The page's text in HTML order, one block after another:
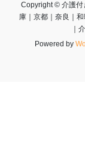
Copyright © 介護付
庫｜京都｜奈良｜
｜
Powered by